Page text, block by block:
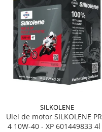
SILKOLENE
Ulei de motor SILKOLENE
4 10W-40 - XP 601449833 4l